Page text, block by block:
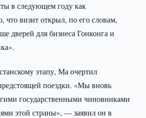
в следующем году как
что визит открыл, по его словам,
дверей для бизнеса Гонконга и
этапу, Ма очертил
поездки. «Мы вновь
государственными чиновниками
этой страны», — заявил он в